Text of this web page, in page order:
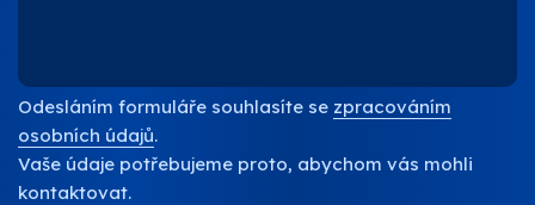
Odesláním formuláře souhlasíte se zpracováním
osobních údajů.
Vaše údaje potřebujeme proto, abychom vás mohli
kontaktovat.